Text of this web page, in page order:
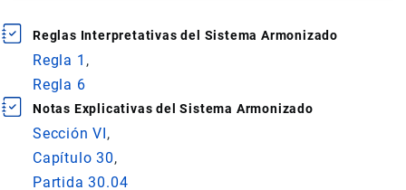
Reglas Interpretativas del Sistema Armonizado
Regla 1
Regla 6
Notas Explicativas del Sistema Armonizado
Sección VI
Capítulo 30
Partida 30.04